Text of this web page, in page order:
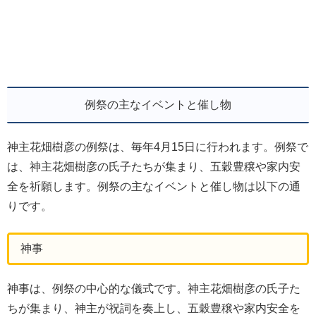
例祭の主なイベントと催し物
神主花畑樹彦の例祭は、毎年4月15日に行われます。例祭で
は、神主花畑樹彦の氏子たちが集まり、五穀豊穣や家内安
全を祈願します。例祭の主なイベントと催し物は以下の通
りです。
神事
神事は、例祭の中心的な儀式です。神主花畑樹彦の氏子た
ちが集まり、神主が祝詞を奏上し、五穀豊穣や家内安全を